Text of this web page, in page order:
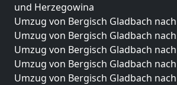
und Herzegowina
Umzug von Bergisch Gladbach
Umzug von Bergisch Gladbach
Umzug von Bergisch Gladbach
Umzug von Bergisch Gladbach
Umzug von Bergisch Gladbach